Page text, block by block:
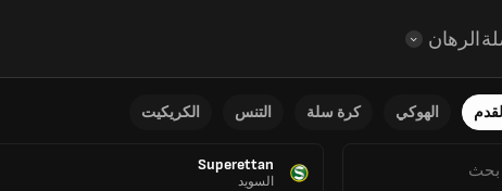
الرهان
الهوكي كرة سلة التنس الكريكيت
Superettan
السويد